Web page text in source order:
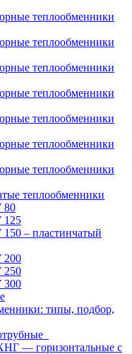
теплообменники
теплообменники
теплообменники
теплообменники
теплообменники
теплообменники
теплообменники
теплообменники
80
125
– пластинчатый
200
250
300
типы, подбор,
— горизонтальные с